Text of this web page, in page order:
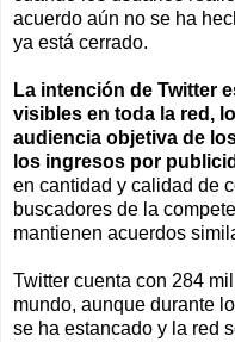
acuerdo aún no se ha
ya está cerrado.
La intención de Twitter
visibles en toda la red,
audiencia objetiva de
los ingresos por
en cantidad y calidad de
buscadores de la
mantienen acuerdos
Twitter cuenta con 284
mundo, aunque durante
se ha estancado y la red